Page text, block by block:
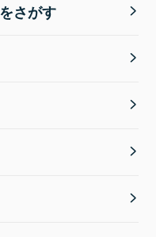
さがす